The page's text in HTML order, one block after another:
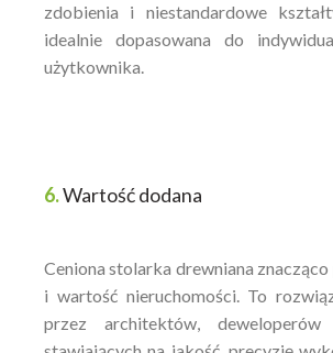
zdobienia i niestandardowe
idealnie dopasowana do
użytkownika.
6.Wartość dodana
Ceniona stolarka drewniana
i wartość nieruchomości. To
przez architektów,